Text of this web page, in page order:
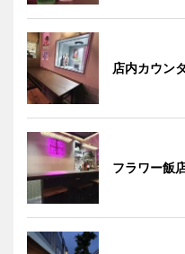
店内カウン
フラワー飯